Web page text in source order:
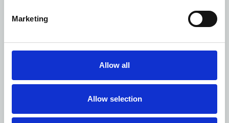
Marketing
Allow all
Allow selection
Оборудование для приготовления кофе и чая
Роскошные халаты и тапочки
Роскошные туалетные принадлежности и фен
*в некоторых номерах/бунгало